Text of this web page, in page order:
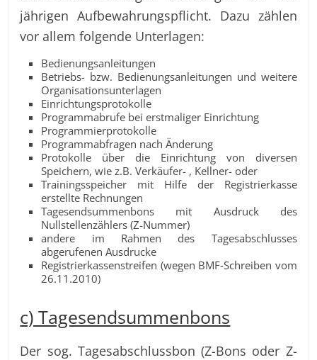
jährigen Aufbewahrungspflicht. Dazu zählen
vor allem folgende Unterlagen:
Bedienungsanleitungen
Betriebs- bzw. Bedienungsanleitungen und weitere
Organisationsunterlagen
Einrichtungsprotokolle
Programmabrufe bei erstmaliger Einrichtung
Programmierprotokolle
Programmabfragen nach Änderung
Protokolle über die Einrichtung von diversen
Speichern, wie z.B. Verkäufer- , Kellner- oder
Trainingsspeicher mit Hilfe der Registrierkasse
erstellte Rechnungen
Tagesendsummenbons mit Ausdruck des
Nullstellenzählers (Z-Nummer)
andere im Rahmen des Tagesabschlusses
abgerufenen Ausdrucke
Registrierkassenstreifen (wegen BMF-Schreiben vom
26.11.2010)
c) Tagesendsummenbons
Der sog. Tagesabschlussbon (Z-Bons oder Z-